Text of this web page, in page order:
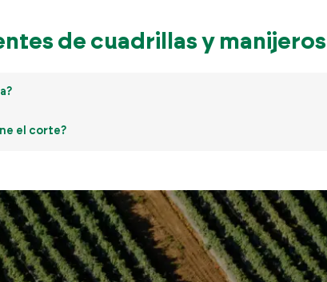
de cuadrillas y manijeros
el corte?